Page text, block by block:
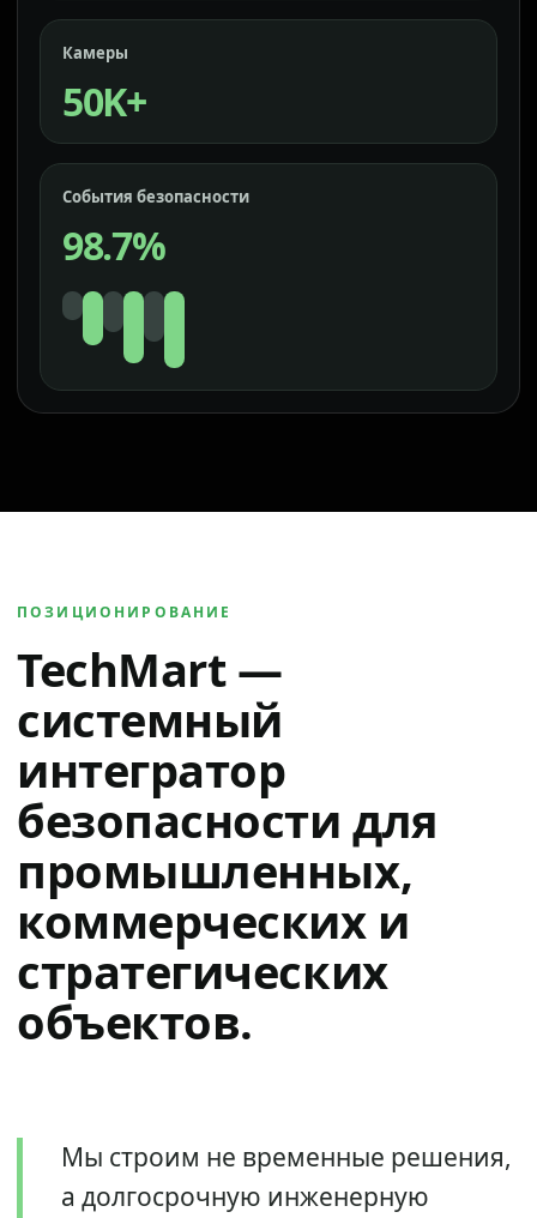
Камеры
50K+
События безопасности
98.7%
ПОЗИЦИОНИРОВАНИЕ
TechMart —
системный
интегратор
безопасности для
промышленных,
коммерческих и
стратегических
объектов.
Мы строим не временные решения,
а долгосрочную инженерную